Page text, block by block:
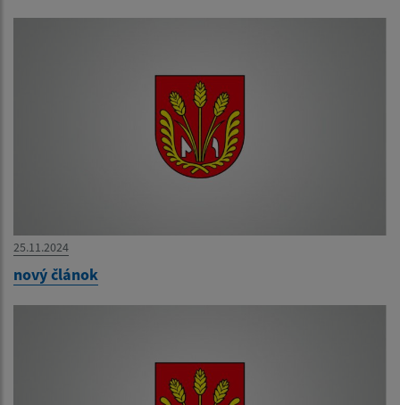
25.11.2024
nový článok